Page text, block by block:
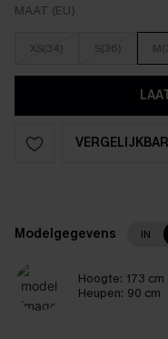
MAAT (EU)
XS(34) S(36)
Modelgegevens IN
Hoogte: 173 cm
Heupen: 90 cm